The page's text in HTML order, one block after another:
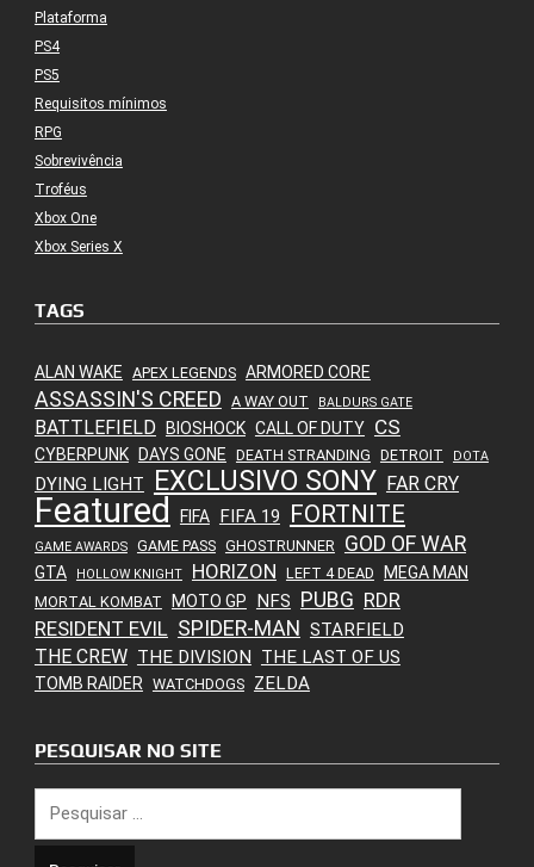
Plataforma
PS4
PS5
Requisitos mínimos
RPG
Sobrevivência
Troféus
Xbox One
Xbox Series X
TAGS
ALAN WAKE APEX LEGENDS ARMORED CORE
ASSASSIN'S CREED A WAY OUT BALDURS GATE
BATTLEFIELD BIOSHOCK CALL OF DUTY CS
CYBERPUNK DAYS GONE DEATH STRANDING DETROIT DOTA
DYING LIGHT EXCLUSIVO SONY FAR CRY
Featured FIFA FIFA 19 FORTNITE
GAME AWARDS GAME PASS GHOSTRUNNER GOD OF WAR
GTA HOLLOW KNIGHT HORIZON LEFT 4 DEAD MEGA MAN
MORTAL KOMBAT MOTO GP NFS PUBG RDR
RESIDENT EVIL SPIDER-MAN STARFIELD
THE CREW THE DIVISION THE LAST OF US
TOMB RAIDER WATCHDOGS ZELDA
PESQUISAR NO SITE
por: